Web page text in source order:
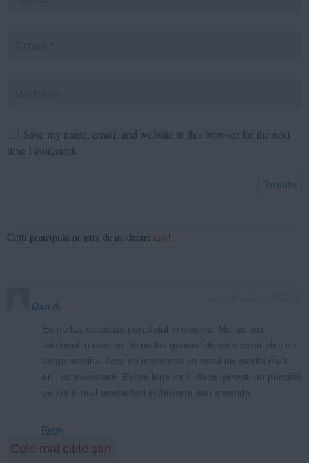
Save my name, email, and website in this browser for the next
time I comment.
Citiți principiile noastre de moderare aici !
Dan A.
Reply
Cele mai citite știri